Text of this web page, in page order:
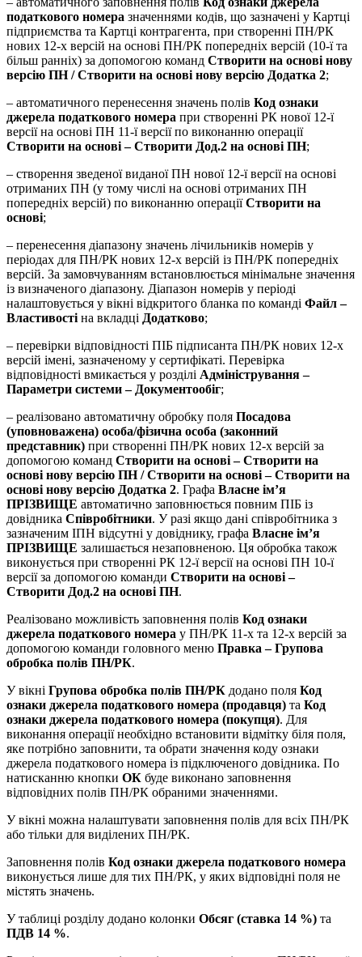
податкового номера значеннями кодів, що зазначені у Картці
підприємства та Картці контрагента, при створенні ПН/РК
нових 12-х версій на основі ПН/РК попередніх версій (10-ї та
більш ранніх) за допомогою команд Створити на основі нову
версію ПН / Створити на основі нову версію Додатка 2;
– автоматичного перенесення значень полів Код ознаки
джерела податкового номера при створенні РК нової 12-ї
версії на основі ПН 11-ї версії по виконанню операції
Створити на основі – Створити Дод.2 на основі ПН;
– створення зведеної виданої ПН нової 12-ї версії на основі
отриманих ПН (у тому числі на основі отриманих ПН
попередніх версій) по виконанню операціїСтворити на
основі;
– перенесення діапазону значень лічильників номерів у
періодах для ПН/РК нових 12-х версій із ПН/РК попередніх
версій. За замовчуванням встановлюється мінімальне значення
із визначеного діапазону. Діапазон номерів у періоді
налаштовується у вікні відкритого бланка по команді Файл –
Властивості на вкладці Додатково;
– перевірки відповідності ПІБ підписанта ПН/РК нових 12-х
версій імені, зазначеному у сертифікаті. Перевірка
відповідності вмикається у розділі Адміністрування –
Параметри системи – Документообіг;
– реалізовано автоматичну обробку поля Посадова
(уповноважена) особа/фізична особа (законний
представник) при створенні ПН/РК нових 12-х версій за
допомогою команд Створити на основі – Створити на
основі нову версію ПН / Створити на основі – Створити на
основі нову версію Додатка 2. Графа Власне ім’я
ПРІЗВИЩЕ автоматично заповнюється повним ПІБ із
довідника Співробітники. У разі якщо дані співробітника з
зазначеним ІПН відсутні у довіднику, графа Власне ім’я
ПРІЗВИЩЕ залишається незаповненою. Ця обробка також
виконується при створенні РК 12-ї версії на основі ПН 10-ї
версії за допомогою команди Створити на основі –
Створити Дод.2 на основі ПН.
Реалізовано можливість заповнення полів Код ознаки
джерела податкового номера у ПН/РК 11-х та 12-х версій за
допомогою команди головного меню Правка – Групова
обробка полів ПН/РК.
У вікні Групова обробка полів ПН/РК додано поля Код
ознаки джерела податкового номера (продавця) та Код
ознаки джерела податкового номера (покупця). Для
виконання операції необхідно встановити відмітку біля поля,
яке потрібно заповнити, та обрати значення коду ознаки
джерела податкового номера із підключеного довідника. По
натисканню кнопки ОК буде виконано заповнення
відповідних полів ПН/РК обраними значеннями.
У вікні можна налаштувати заповнення полів для всіх ПН/РК
або тільки для виділених ПН/РК.
Заповнення полів Код ознаки джерела податкового номера
виконується лише для тих ПН/РК, у яких відповідні поля не
містять значень.
У таблиці розділу додано колонки Обсяг (ставка 14 %) та
ПДВ 14 %.